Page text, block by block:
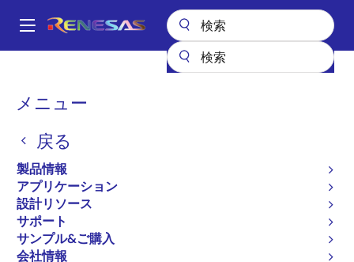
ン
Main
メニュー
戻る
製品情報
アプリケーション
設計リソース
サポート
サンプル&ご購入
会社情報
パ
く
ず
マルチポートメモリ